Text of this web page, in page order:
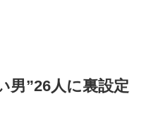
男”26人に裏設定